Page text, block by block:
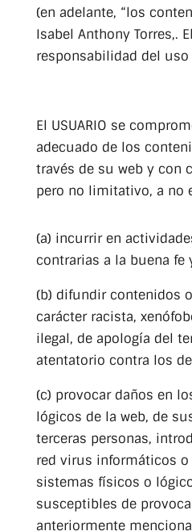
(en adelante, “los
Isabel Anthony Torres,.
responsabilidad del uso
El USUARIO se
adecuado de los
través de su web y con
pero no limitativo, a no
(a) incurrir en
contrarias a la buena fe
(b) difundir contenidos
carácter racista,
ilegal, de apología del
atentatorio contra los
(c) provocar daños en
lógicos de la web, de
terceras personas,
red virus informáticos
sistemas físicos o
susceptibles de
anteriormente